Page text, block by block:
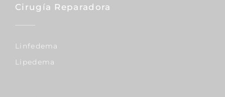
Cirugía Reparadora
Linfedema
Lipedema